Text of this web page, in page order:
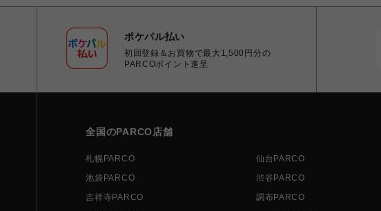
ポケパル払い
初回登録＆お買物で最大1,500円分の
PARCOポイント進呈
全国のPARCO店舗
札幌PARCO 仙台PARCO
池袋PARCO
渋谷PARCO
吉祥寺PARCO
調布PARCO